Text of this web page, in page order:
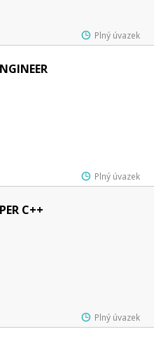
Plný úvazek
Plný úvazek
C++
Plný úvazek